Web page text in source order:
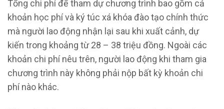
Tổng chi phí để tham dự chương trình bao gồm cả
khoản học phí và ký túc xá khóa đào tạo chính thức
mà người lao động nhận lại sau khi xuất cảnh, dự
kiến trong khoảng từ 28 – 38 triệu đồng. Ngoài các
khoản chi phí nêu trên, người lao động khi tham gia
chương trình này không phải nộp bất kỳ khoản chi
phí nào khác.